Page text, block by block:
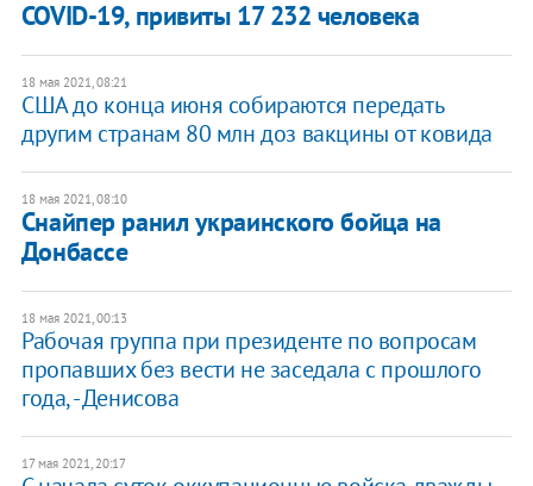
COVID-19, привиты 17 232 человека
18 мая 2021, 08:21
США до конца июня собираются передать
другим странам 80 млн доз вакцины от ковида
18 мая 2021, 08:10
Снайпер ранил украинского бойца на
Донбассе
18 мая 2021, 00:13
Рабочая группа при президенте по вопросам
пропавших без вести не заседала с прошлого
года, - Денисова
17 мая 2021, 20:17